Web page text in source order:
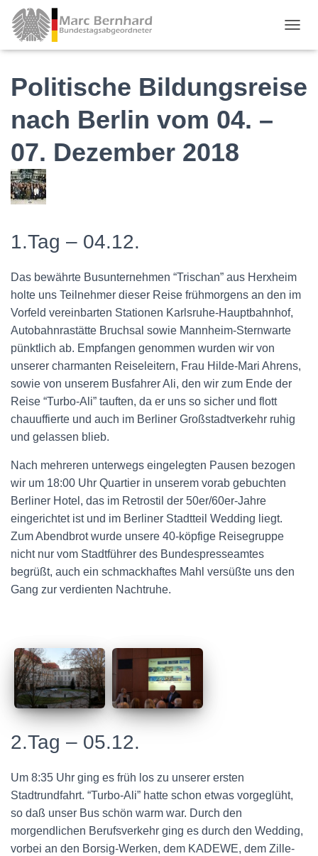
Politische Bildungsreise
nach Berlin vom 04. –
07. Dezember 2018
1.Tag – 04.12.
Das bewährte Busunternehmen “Trischan” aus Herxheim
holte uns Teilnehmer dieser Reise frühmorgens an den im
Vorfeld vereinbarten Stationen Karlsruhe-Hauptbahnhof,
Autobahnrastätte Bruchsal sowie Mannheim-Sternwarte
pünktlich ab. Empfangen genommen wurden wir von
unserer charmanten Reiseleitern, Frau Hilde-Mari Ahrens,
sowie von unserem Busfahrer Ali, den wir zum Ende der
Reise “Turbo-Ali” tauften, da er uns so sicher und flott
chauuffierte und auch im Berliner Großstadtverkehr ruhig
und gelassen blieb.
Nach mehreren unterwegs eingelegten Pausen bezogen
wir um 18:00 Uhr Quartier in unserem vorab gebuchten
Berliner Hotel, das im Retrostil der 50er/60er-Jahre
eingerichtet ist und im Berliner Stadtteil Wedding liegt.
Zum Abendbrot wurde unsere 40-köpfige Reisegruppe
nicht nur vom Stadtführer des Bundespresseamtes
begrüßt, auch ein schmackhaftes Mahl versüßte uns den
Gang zur verdienten Nachtruhe.
2.Tag – 05.12.
Um 8:35 Uhr ging es früh los zu unserer ersten
Stadtrundfahrt. “Turbo-Ali” hatte schon etwas vorgeglüht,
so daß unser Bus schön warm war. Durch den
morgendlichen Berufsverkehr ging es durch den Wedding,
vorbei an den Borsig-Werken, dem KADEWE, dem Zille-